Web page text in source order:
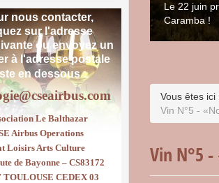
nous contacter,
sur l'adresse
ou envoyez un
à l'adresse postale
en dessous :
Le Balthazar
Airbus Operations
Loisirs Arts Culture
de Bayonne – CS83172
TOULOUSE CEDEX 03
Le 22 juin
Caramba !
Vous êtes ici
Vin N°5 -
Vin N°5